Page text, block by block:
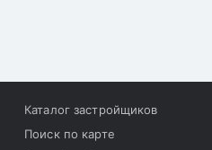
Каталог застройщиков
Поиск по карте